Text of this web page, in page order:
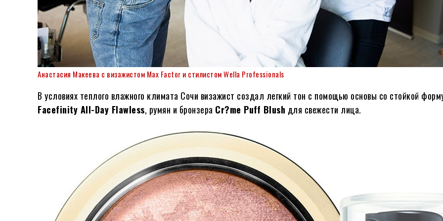
Анастасия Макеева с визажистом Max Factor и стилистом Wella Professionals
В условиях теплого влажного климата Сочи визажист создал легкий тон с помощью основы со стойкой
Facefinity All-Day Flawless, румян и бронзера Cr?me Puff Blush для свежести лица.